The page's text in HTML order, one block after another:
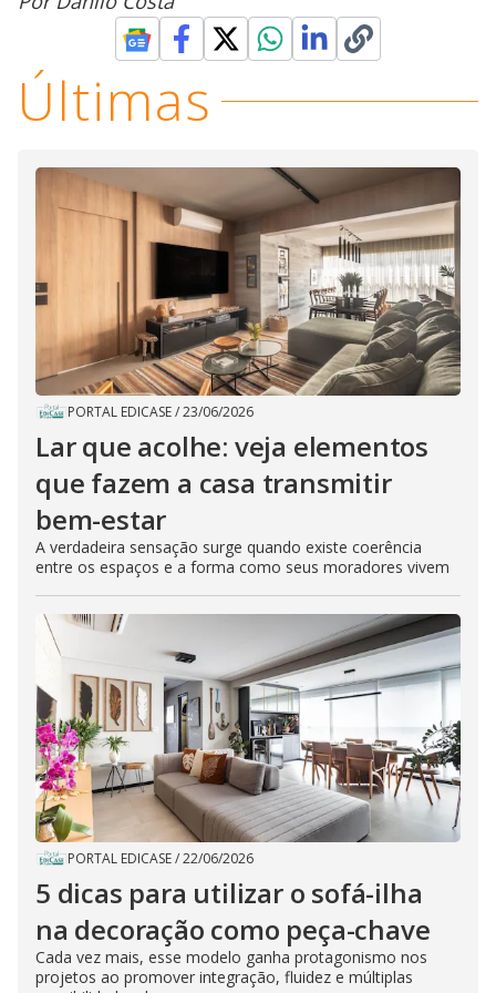
Últimas
PORTAL EDICASE/23/06/2026
Lar que acolhe: veja elementos
que fazem a casa transmitir
bem-estar
A verdadeira sensação surge quando existe coerência
entre os espaços e a forma como seus moradores vivem
PORTAL EDICASE/22/06/2026
5 dicas para utilizar o sofá-ilha
na decoração como peça-chave
Cada vez mais, esse modelo ganha protagonismo nos
projetos ao promover integração, fluidez e múltiplas